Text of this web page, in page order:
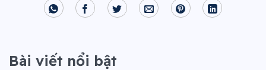
Bài viết nổi bật